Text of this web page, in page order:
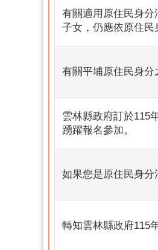
有關適用原住民身
子女，仍應依原住民
有關平埔原住民身分
雲林縣政府訂於115
踴躍報名參加。
如果您是原住民身分
轉知雲林縣政府115